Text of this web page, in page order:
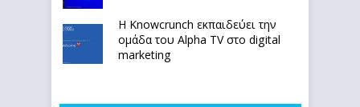
Η Knowcrunch εκπαιδεύει την
ομάδα του Alpha TV στο digital
marketing